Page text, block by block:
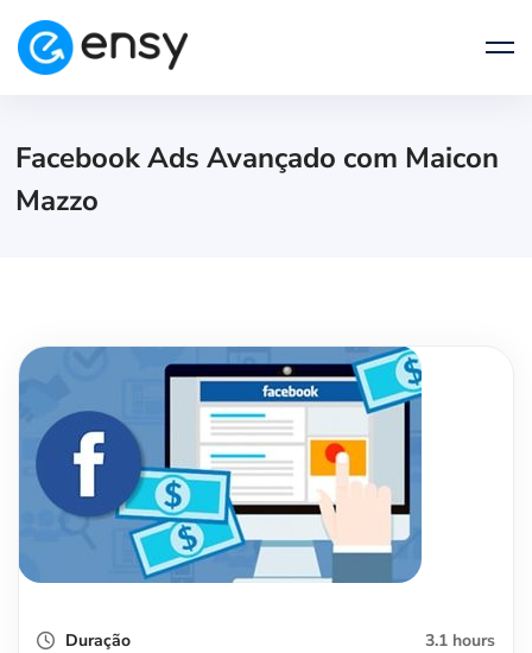
Facebook Ads Avançado com Maicon
Mazzo
3.1 hours